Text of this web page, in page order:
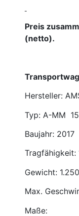
Preis
(netto).
Hersteller:
Typ: A-MM
Baujahr: 2017
Tragfähigkeit:
Gewicht:
Max.
Maße: